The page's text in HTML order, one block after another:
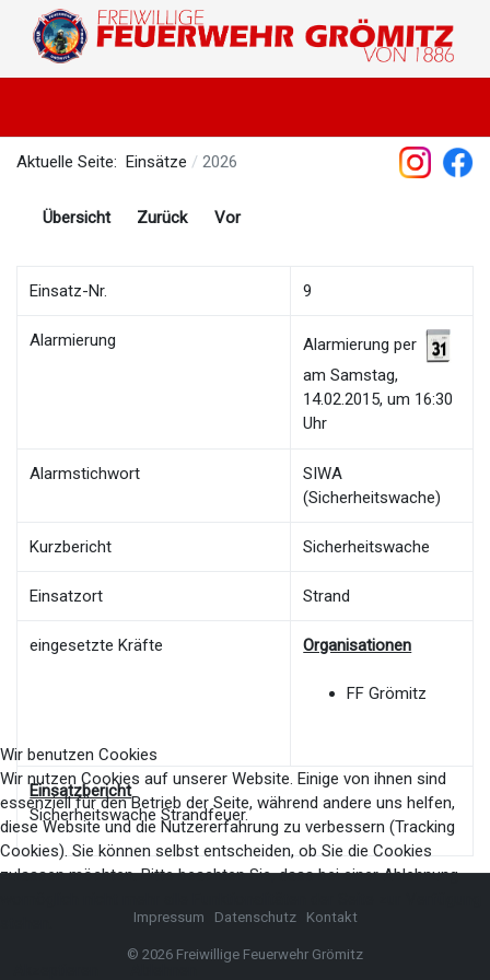
Aktuelle Seite: Einsätze 2026
Übersicht Zurück Vor
Einsatz-Nr. 9
Alarmierung
Alarmierung per
am Samstag,
14.02.2015, um 16:30
Uhr
Alarmstichwort
SIWA
(Sicherheitswache)
Kurzbericht Sicherheitswache
Einsatzort Strand
eingesetzte Kräfte Organisationen
FF Grömitz
Einsatzbericht
Sicherheitswache Strandfeuer.
Impressum Datenschutz Kontakt
© 2026 Freiwillige Feuerwehr Grömitz
Wir benutzen Cookies
Wir nutzen Cookies auf unserer Website. Einige von ihnen sind
essenziell für den Betrieb der Seite, während andere uns helfen,
diese Website und die Nutzererfahrung zu verbessern (Tracking
Cookies). Sie können selbst entscheiden, ob Sie die Cookies
zulassen möchten. Bitte beachten Sie, dass bei einer Ablehnung